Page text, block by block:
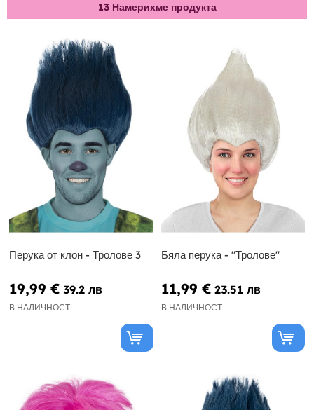
13Намерихме продукта
Перука от клон - Тролове 3
19,99 € 39.2 лв
В НАЛИЧНОСТ
Бяла перука - "Тролове"
11,99 € 23.51 лв
В НАЛИЧНОСТ